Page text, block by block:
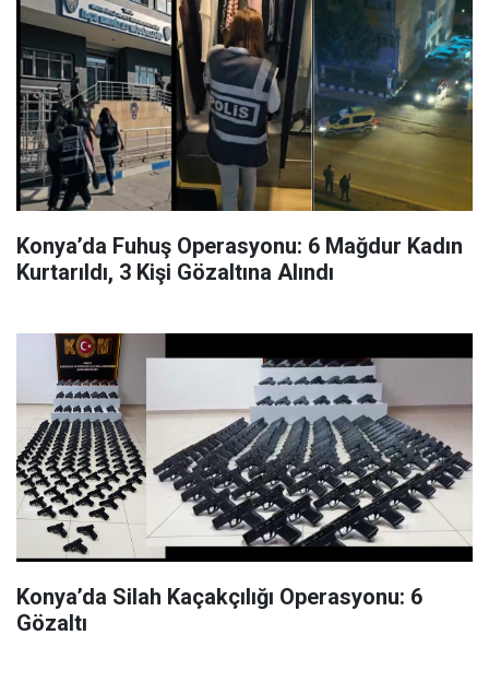
Konya’da Fuhuş Operasyonu: 6 Mağdur Kadın
Kurtarıldı, 3 Kişi Gözaltına Alındı
Konya’da Silah Kaçakçılığı Operasyonu: 6
Gözaltı